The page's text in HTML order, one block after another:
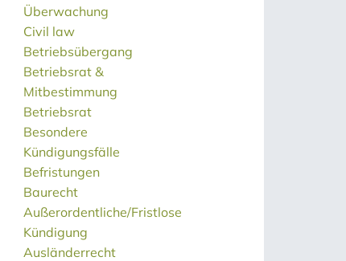
Überwachung
Civil law
Betriebsübergang
Betriebsrat &
Mitbestimmung
Betriebsrat
Besondere
Kündigungsfälle
Befristungen
Baurecht
Außerordentliche/Fristlose
Kündigung
Ausländerrecht